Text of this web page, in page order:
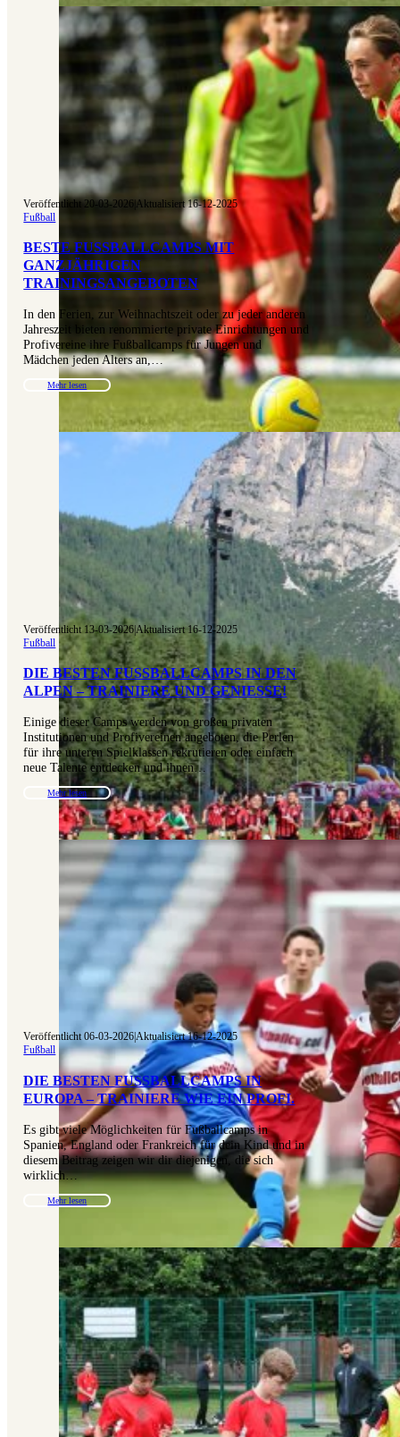
Veröffentlicht 20-03-2026|Aktualisiert 16-12-2025
Fußball
BESTE FUSSBALLCAMPS MIT G
ANZJÄHRIGEN T
RAININGSANGEBOTEN
In den Ferien, zur Weihnachtszeit oder zu jeder anderen
Jahreszeit bieten renommierte private Einrichtungen und
Profivereine ihre Fußballcamps für Jungen und
Mädchen jeden Alters an,…
Mehr lesen
Veröffentlicht 13-03-2026|Aktualisiert 16-12-2025
Fußball
DIE BESTEN FUSSBALLCAMPS IN DEN A
LPEN – TRAINIERE UND GENIESSE!
Einige dieser Camps werden von großen privaten
Institutionen und Profivereinen angeboten, die Perlen
für ihre unteren Spielklassen rekrutieren oder einfach
neue Talente entdecken und ihnen…
Mehr lesen
Veröffentlicht 06-03-2026|Aktualisiert 16-12-2025
Fußball
DIE BESTEN FUSSBALLCAMPS IN E
UROPA – TRAINIERE WIE EIN PROFI.
Es gibt viele Möglichkeiten für Fußballcamps in
Spanien, England oder Frankreich für dein Kind und in
diesem Beitrag zeigen wir dir diejenigen, die sich
wirklich…
Mehr lesen